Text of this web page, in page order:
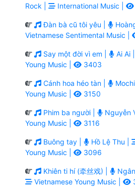
Rock |
International Music |
Đàn bà cũ tôi yêu |
Vietnamese Sentimental Music |
Say một đời vì em | Ai Ai |
Young Music |
3403
Cánh hoa héo tàn |
Young Music |
3150
Phim ba người | Nguyễn
Young Music |
3116
Buông tay | Hồ Lệ Thu |
Young Music |
3096
Khiên ti hí (牵丝戏) |
Vietnamese Young Music |